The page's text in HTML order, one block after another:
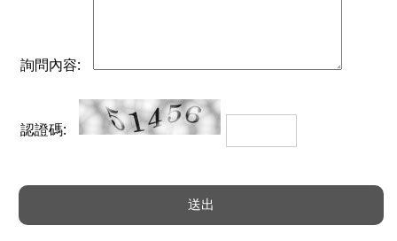
詢問內容:
認證碼: